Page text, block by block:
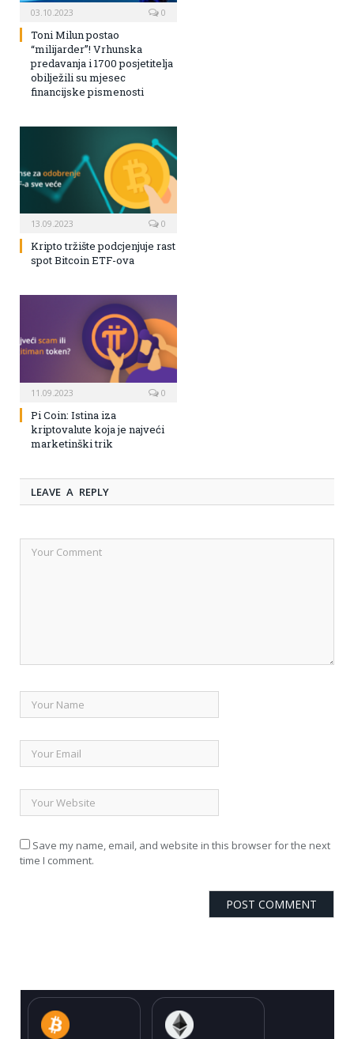
03.10.2023 0
Toni Milun postao
“milijarder”! Vrhunska
predavanja i 1700 posjetitelja
obilježili su mjesec
financijske pismenosti
13.09.2023 0
Kripto tržište podcjenjuje rast
spot Bitcoin ETF-ova
11.09.2023 0
Pi Coin: Istina iza
kriptovalute koja je najveći
marketinški trik
LEAVE A REPLY
Save my name, email, and website in this browser for the next
time I comment.